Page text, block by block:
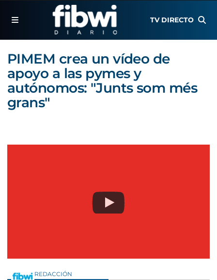
TV DIRECTO
PIMEM crea un vídeo de
apoyo a las pymes y
autónomos: "Junts som més
grans"
REDACCIÓN